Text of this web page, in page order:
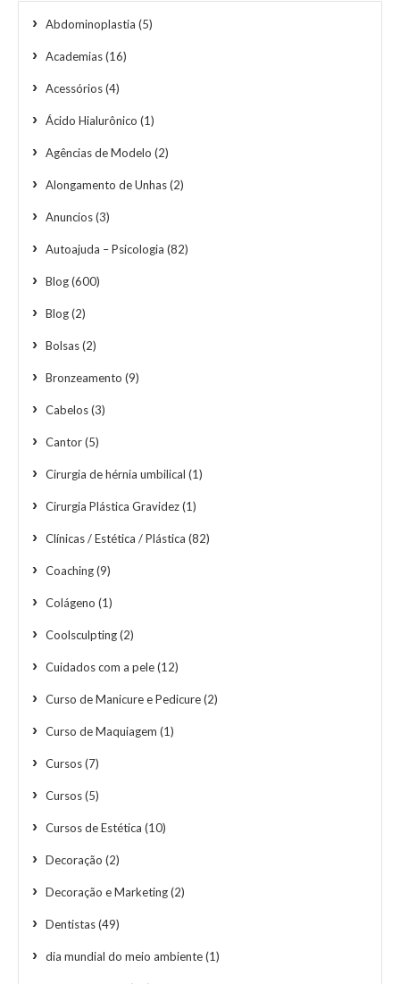
Abdominoplastia (5)
Academias(16)
Acessórios(4)
Ácido Hialurônico (1)
Agências de Modelo (2)
Alongamento de Unhas(2)
Anuncios(3)
Autoajuda – Psicologia (82)
Blog(600)
Blog(2)
Bolsas(2)
Bronzeamento (9)
Cabelos(3)
Cantor(5)
Cirurgia de hérnia umbilical (1)
Cirurgia Plástica Gravidez(1)
Clínicas / Estética / Plástica (82)
Coaching(9)
Colágeno (1)
Coolsculpting(2)
Cuidados com a pele(12)
Curso de Manicure e Pedicure(2)
Curso de Maquiagem (1)
Cursos(7)
Cursos(5)
Cursos de Estética (10)
Decoração (2)
Decoração e Marketing(2)
Dentistas(49)
dia mundial do meio ambiente(1)